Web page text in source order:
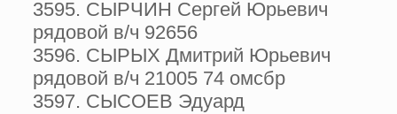
3595. СЫРЧИН Сергей Юрьевич
рядовой в/ч 92656
3596. СЫРЫХ Дмитрий Юрьевич
рядовой в/ч 21005 74 омсбр
3597. СЫСОЕВ Эдуард